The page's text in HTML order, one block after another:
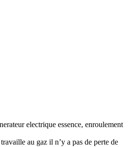
electrique essence, enroulement
au gaz il n’y a pas de perte de